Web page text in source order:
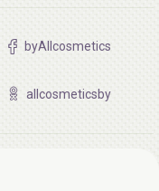
byAllcosmetics
allcosmeticsby